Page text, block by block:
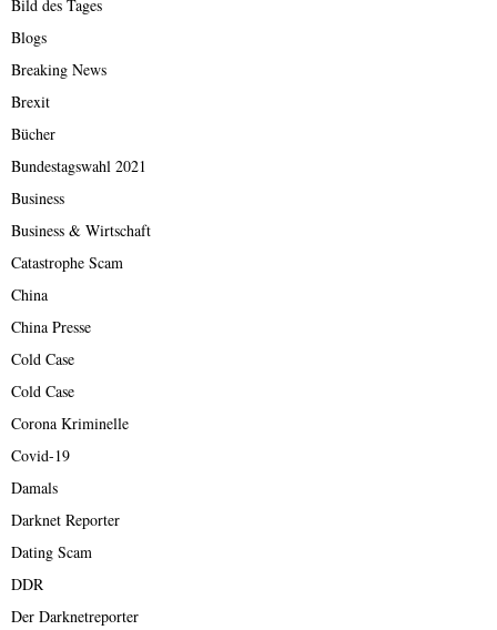
Bild des Tages
Blogs
Breaking News
Brexit
Bücher
Bundestagswahl 2021
Business
Business & Wirtschaft
Catastrophe Scam
China
China Presse
Cold Case
Cold Case
Corona Kriminelle
Covid-19
Damals
Darknet Reporter
Dating Scam
DDR
Der Darknetreporter